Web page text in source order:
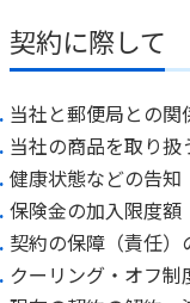
ご契約内容の確
お客さまに関
各種サービス
かんぽプラチ
ご契約手続き
保険料のお払込
保険用語集
お問い合わせ
健康情報
かんぽアプリ
かんぽブラン
契約に際して
当社と郵便局との関
当社の商品を取り扱
健康状態などの告知
保険金の加入限度額
契約の保障（責任）
クーリング・オフ制